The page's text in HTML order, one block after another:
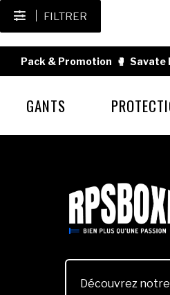
FILTRER
Pack & Promotion 🥊 Savate
GANTS
Découvrez